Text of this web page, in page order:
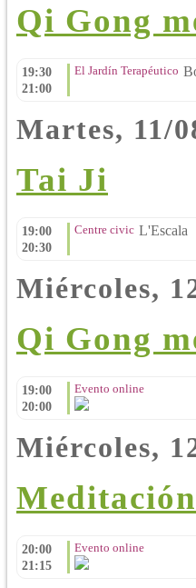
Qi Gong
19:30
21:00
El Jardín Terapéutico
Martes, 11/
Tai Ji
19:00
20:30
Centre civic L'Escala
Miércoles,
Qi Gong
19:00
20:00
Evento online
Miércoles,
20:00
21:15
Evento online